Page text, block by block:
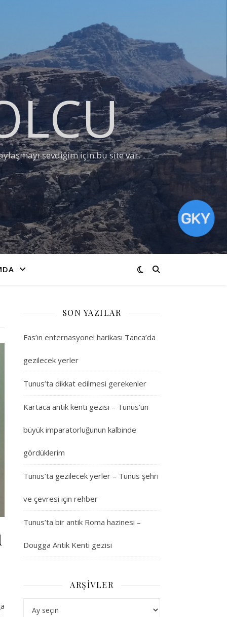
sevdiğim için bu site var.
SON YAZILAR
Fas’ın enternasyonel harikası Tanca’da
gezilecek yerler
Tunus’ta dikkat edilmesi gerekenler
Kartaca antik kenti gezisi – Tunus’un
büyük imparatorluğunun kalbinde
gördüklerim
Tunus’ta gezilecek yerler – Tunus şehri
ve çevresi için rehber
Tunus’ta bir antik Roma hazinesi –
Dougga Antik Kenti gezisi
ARŞIVLER